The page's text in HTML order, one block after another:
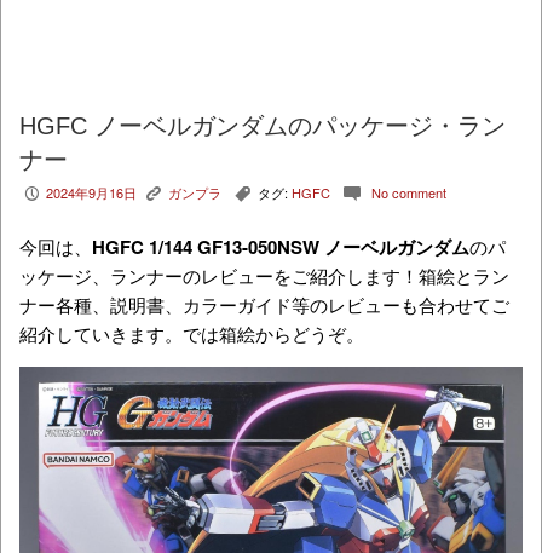
HGFC ノーベルガンダムのパッケージ・ラン
ナー
P 2024年9月16日 K ガンプラ , タグ: HGFC c No comment
今回は、 HGFC 1/144 GF13-050NSW ノーベルガンダムのパ
ッケージ、ランナーのレビューをご紹介します！箱絵とラン
ナー各種、説明書、カラーガイド等のレビューも合わせてご
紹介していきます。では箱絵からどうぞ。